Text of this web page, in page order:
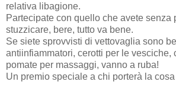
relativa libagione.
Partecipate con quello che avete senza
stuzzicare, bere, tutto va bene.
Se siete sprovvisti di vettovaglia sono
antiinfiammatori, cerotti per le vesciche,
pomate per massaggi, vanno a ruba!
Un premio speciale a chi porterà la